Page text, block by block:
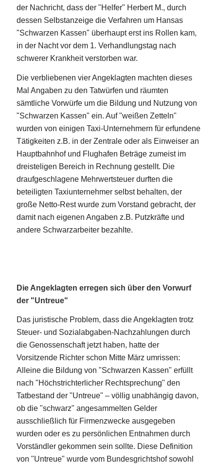
der Nachricht, dass der "Helfer" Herbert M., durch
dessen Selbstanzeige die Verfahren um Hansas
"Schwarzen Kassen" überhaupt erst ins Rollen kam,
in der Nacht vor dem 1. Verhandlungstag nach
schwerer Krankheit verstorben war.
Die verbliebenen vier Angeklagten machten dieses
Mal Angaben zu den Tatwürfen und räumten
sämtliche Vorwürfe um die Bildung und Nutzung von
"Schwarzen Kassen" ein. Auf "weißen Zetteln"
wurden von einigen Taxi-Unternehmern für erfundene
Tätigkeiten z.B. in der Zentrale oder als Einweiser an
Hauptbahnhof und Flughafen Beträge zumeist im
dreisteligen Bereich in Rechnung gestellt. Die
draufgeschlagene Mehrwertsteuer durften die
beteiligten Taxiunternehmer selbst behalten, der
große Netto-Rest wurde zum Vorstand gebracht, der
damit nach eigenen Angaben z.B. Putzkräfte und
andere Schwarzarbeiter bezahlte.
Die Angeklagten erregen sich über den Vorwurf
der "Untreue"
Das juristische Problem, dass die Angeklagten trotz
Steuer- und Sozialabgaben-Nachzahlungen durch
die Genossenschaft jetzt haben, hatte der
Vorsitzende Richter schon Mitte März umrissen:
Alleine die Bildung von "Schwarzen Kassen" erfüllt
nach "Höchstrichterlicher Rechtsprechung" den
Tatbestand der "Untreue" – völlig unabhängig davon,
ob die "schwarz" angesammelten Gelder
ausschließlich für Firmenzwecke ausgegeben
wurden oder es zu persönlichen Entnahmen durch
Vorständler gekommen sein sollte. Diese Definition
von "Untreue" wurde vom Bundesgrichtshof sowohl